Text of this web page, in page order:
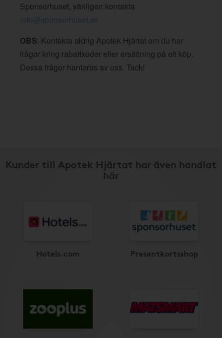
Sponsorhuset, vänligen kontakta
info@sponsorhuset.se
OBS: Kontakta aldrig Apotek Hjärtat om du har
frågor kring rabattkoder eller ersättning på ett köp.
Dessa frågor hanteras av oss. Tack!
Kunder till Apotek Hjärtat har även handlat
här
Hotels.com Presentkortsshop